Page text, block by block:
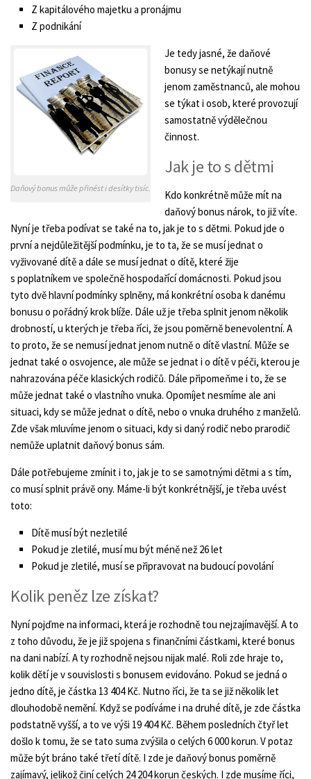
Z kapitálového majetku a pronájmu
Z podnikání
Daňový bonus může přinést i desítky tisíc.
Je tedy jasné, že daňové
bonusy se netýkají nutně
jenom zaměstnanců, ale mohou
se týkat i osob, které provozují
samostatně výdělečnou
činnost.
Jak je to s dětmi
Kdo konkrétně může mít na
daňový bonus nárok, to již víte.
Nyní je třeba podívat se také na to, jak je to s dětmi. Pokud jde o
první a nejdůležitější podmínku, je to ta, že se musí jednat o
vyživované dítě a dále se musí jednat o dítě, které žije
s poplatníkem ve společně hospodařící domácnosti. Pokud jsou
tyto dvě hlavní podmínky splněny, má konkrétní osoba k danému
bonusu o pořádný krok blíže. Dále už je třeba splnit jenom několik
drobností, u kterých je třeba říci, že jsou poměrně benevolentní. A
to proto, že se nemusí jednat jenom nutně o dítě vlastní. Může se
jednat také o osvojence, ale může se jednat i o dítě v péči, kterou je
nahrazována péče klasických rodičů. Dále připomeňme i to, že se
může jednat také o vlastního vnuka. Opomíjet nesmíme ale ani
situaci, kdy se může jednat o dítě, nebo o vnuka druhého z manželů.
Zde však mluvíme jenom o situaci, kdy si daný rodič nebo prarodič
nemůže uplatnit daňový bonus sám.
Dále potřebujeme zmínit i to, jak je to se samotnými dětmi a s tím,
co musí splnit právě ony. Máme-li být konkrétnější, je třeba uvést
toto:
Dítě musí být nezletilé
Pokud je zletilé, musí mu být méně než 26 let
Pokud je zletilé, musí se připravovat na budoucí povolání
Kolik peněz lze získat?
Nyní pojďme na informaci, která je rozhodně tou nejzajímavější. A to
z toho důvodu, že je již spojena s finančními částkami, které bonus
na dani nabízí. A ty rozhodně nejsou nijak malé. Roli zde hraje to,
kolik dětí je v souvislosti s bonusem evidováno. Pokud se jedná o
jedno dítě, je částka 13 404 Kč. Nutno říci, že ta se již několik let
dlouhodobě nemění. Když se podíváme i na druhé dítě, je zde částka
podstatně vyšší, a to ve výši 19 404 Kč. Během posledních čtyř let
došlo k tomu, že se tato suma zvýšila o celých 6 000 korun. V potaz
může být bráno také třetí dítě. I zde je daňový bonus poměrně
zajímavý, jelikož činí celých 24 204 korun českých. I zde musíme říci,